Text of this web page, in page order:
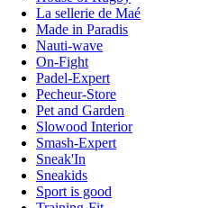
La sellerie de Maé
Made in Paradis
Nauti-wave
On-Fight
Padel-Expert
Pecheur-Store
Pet and Garden
Slowood Interior
Smash-Expert
Sneak'In
Sneakids
Sport is good